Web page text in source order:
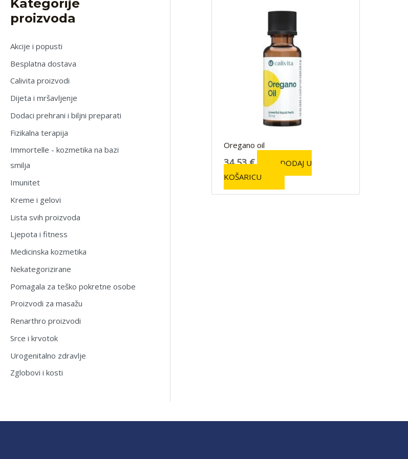
Kategorije
proizvoda
Akcije i popusti
Besplatna dostava
Calivita proizvodi
Dijeta i mršavljenje
Dodaci prehrani i biljni preparati
Fizikalna terapija
Immortelle - kozmetika na bazi
smilja
Imunitet
Kreme i gelovi
Lista svih proizvoda
Ljepota i fitness
Medicinska kozmetika
Nekategorizirane
Pomagala za teško pokretne osobe
Proizvodi za masažu
Renarthro proizvodi
Srce i krvotok
Urogenitalno zdravlje
Zglobovi i kosti
Oregano oil
34,53€
DODAJ U
KOŠARICU